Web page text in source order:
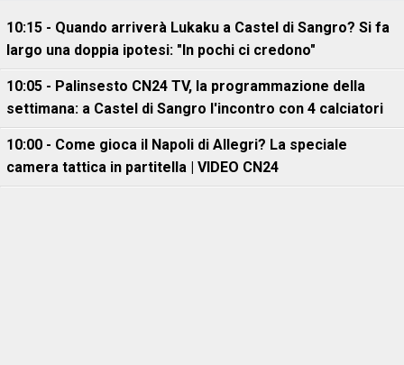
10:15 - Quando arriverà Lukaku a Castel di Sangro? Si fa
largo una doppia ipotesi: "In pochi ci credono"
10:05 - Palinsesto CN24 TV, la programmazione della
settimana: a Castel di Sangro l'incontro con 4 calciatori
10:00 - Come gioca il Napoli di Allegri? La speciale
camera tattica in partitella | VIDEO CN24